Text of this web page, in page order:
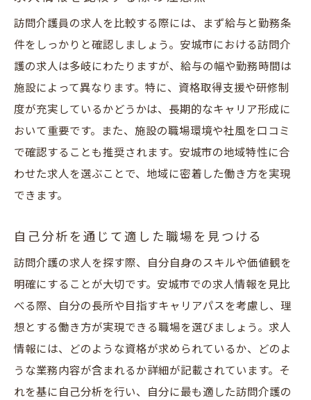
訪問介護員の求人を比較する際には、まず給与と勤務条
件をしっかりと確認しましょう。安城市における訪問介
護の求人は多岐にわたりますが、給与の幅や勤務時間は
施設によって異なります。特に、資格取得支援や研修制
度が充実しているかどうかは、長期的なキャリア形成に
おいて重要です。また、施設の職場環境や社風を口コミ
で確認することも推奨されます。安城市の地域特性に合
わせた求人を選ぶことで、地域に密着した働き方を実現
できます。
自己分析を通じて適した職場を見つける
訪問介護の求人を探す際、自分自身のスキルや価値観を
明確にすることが大切です。安城市での求人情報を見比
べる際、自分の長所や目指すキャリアパスを考慮し、理
想とする働き方が実現できる職場を選びましょう。求人
情報には、どのような資格が求められているか、どのよ
うな業務内容が含まれるか詳細が記載されています。そ
れを基に自己分析を行い、自分に最も適した訪問介護の